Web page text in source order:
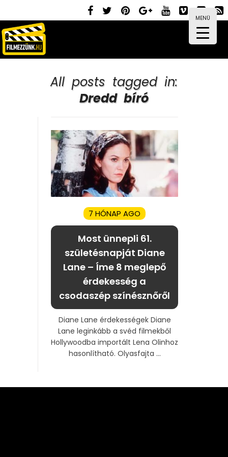
MENÜ
All posts tagged in:
Dredd bíró
7 HÓNAP AGO
Most ünnepli 61.
születésnapját Diane
Lane – Íme 8 meglepő
érdekesség a
csodaszép színésznőről
Diane Lane érdekességek Diane
Lane leginkább a svéd filmekből
Hollywoodba importált Lena Olinhoz
hasonlítható. Olyasfajta ...